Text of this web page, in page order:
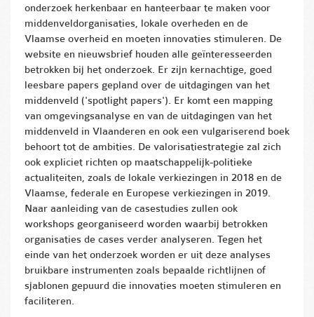
onderzoek herkenbaar en hanteerbaar te maken voor
middenveldorganisaties, lokale overheden en de
Vlaamse overheid en moeten innovaties stimuleren. De
website en nieuwsbrief houden alle geïnteresseerden
betrokken bij het onderzoek. Er zijn kernachtige, goed
leesbare papers gepland over de uitdagingen van het
middenveld ('spotlight papers'). Er komt een mapping
van omgevingsanalyse en van de uitdagingen van het
middenveld in Vlaanderen en ook een vulgariserend boek
behoort tot de ambities. De valorisatiestrategie zal zich
ook expliciet richten op maatschappelijk-politieke
actualiteiten, zoals de lokale verkiezingen in 2018 en de
Vlaamse, federale en Europese verkiezingen in 2019.
Naar aanleiding van de casestudies zullen ook
workshops georganiseerd worden waarbij betrokken
organisaties de cases verder analyseren. Tegen het
einde van het onderzoek worden er uit deze analyses
bruikbare instrumenten zoals bepaalde richtlijnen of
sjablonen gepuurd die innovaties moeten stimuleren en
faciliteren.